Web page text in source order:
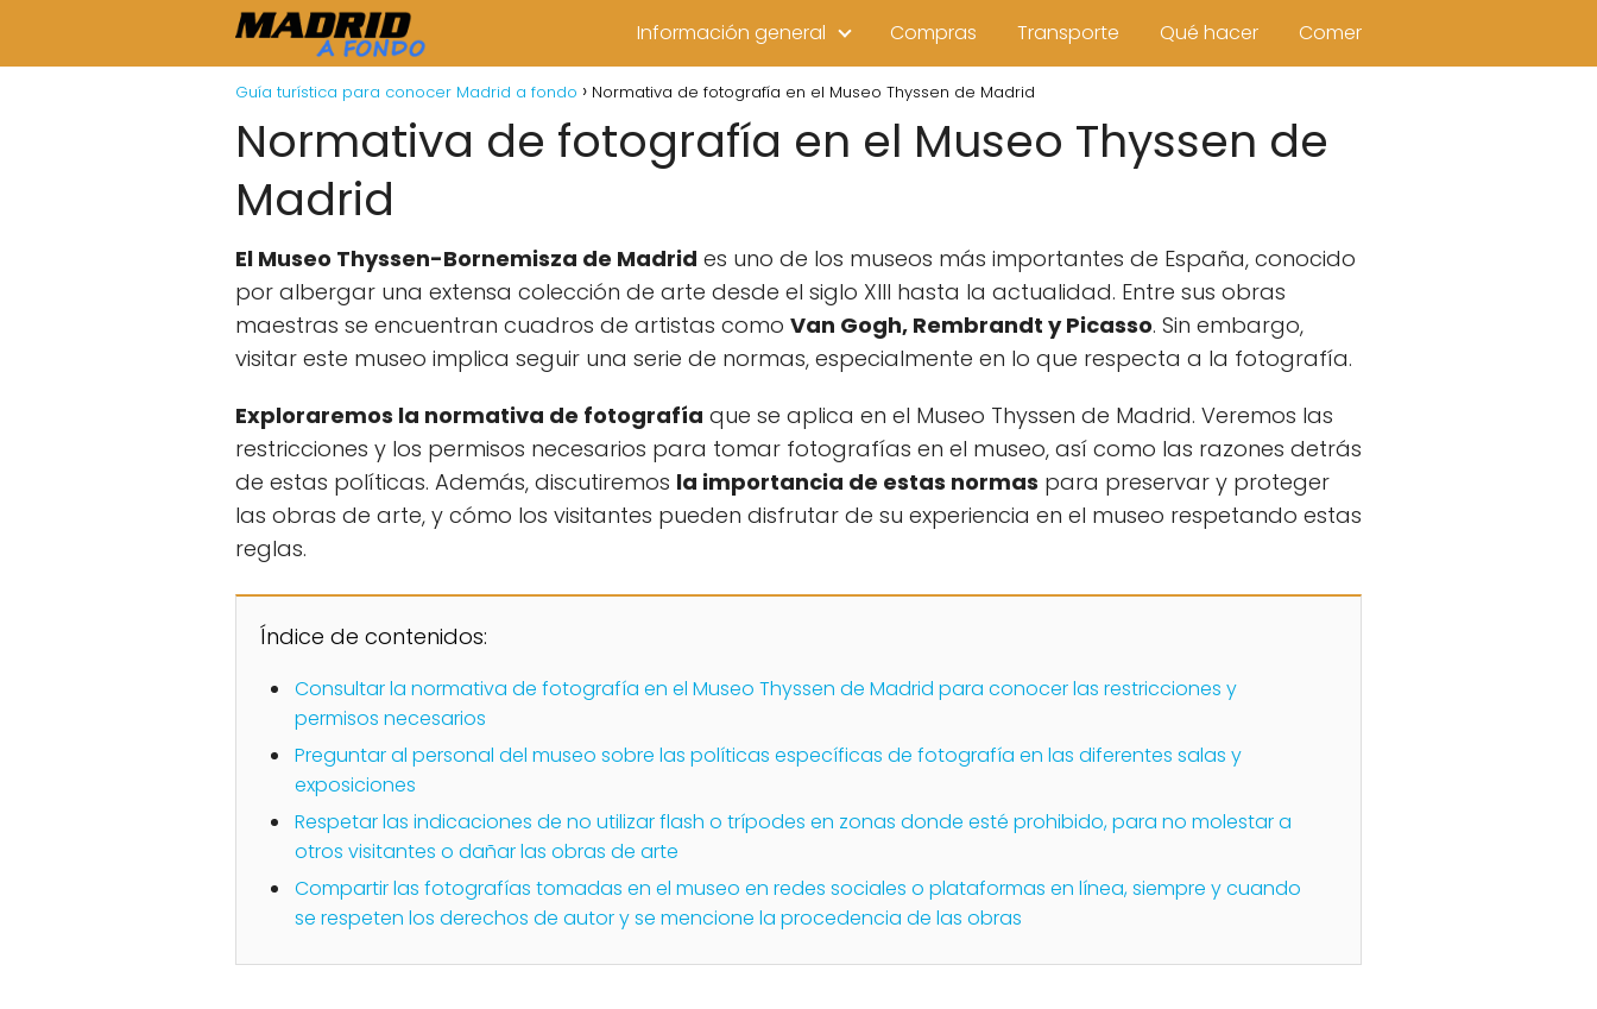
Información general Compras Transporte Qué hacer Comer
Guía turística para conocer Madrid a fondo Normativa de fotografía en el Museo Thyssen de Madrid
Normativa de fotografía en el Museo Thyssen de
Madrid
El Museo Thyssen-Bornemisza de Madrid es uno de los museos más importantes de España, conocido
por albergar una extensa colección de arte desde el siglo XIII hasta la actualidad. Entre sus obras
maestras se encuentran cuadros de artistas como Van Gogh, Rembrandt y Picasso. Sin embargo,
visitar este museo implica seguir una serie de normas, especialmente en lo que respecta a la fotografía.
Exploraremos la normativa de fotografía que se aplica en el Museo Thyssen de Madrid. Veremos las
restricciones y los permisos necesarios para tomar fotografías en el museo, así como las razones detrás
de estas políticas. Además, discutiremos la importancia de estas normas para preservar y proteger
las obras de arte, y cómo los visitantes pueden disfrutar de su experiencia en el museo respetando estas
reglas.
Índice de contenidos:
Consultar la normativa de fotografía en el Museo Thyssen de Madrid para conocer las restricciones y
permisos necesarios
Preguntar al personal del museo sobre las políticas específicas de fotografía en las diferentes salas y
exposiciones
Respetar las indicaciones de no utilizar flash o trípodes en zonas donde esté prohibido, para no molestar a
otros visitantes o dañar las obras de arte
Compartir las fotografías tomadas en el museo en redes sociales o plataformas en línea, siempre y cuando
se respeten los derechos de autor y se mencione la procedencia de las obras